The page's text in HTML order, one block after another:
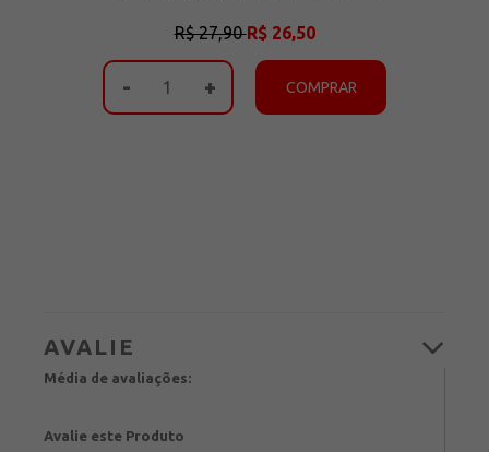
R$ 27,90R$ 26,50
- + COMPRAR
Média de avaliações:
Avalie este Produto